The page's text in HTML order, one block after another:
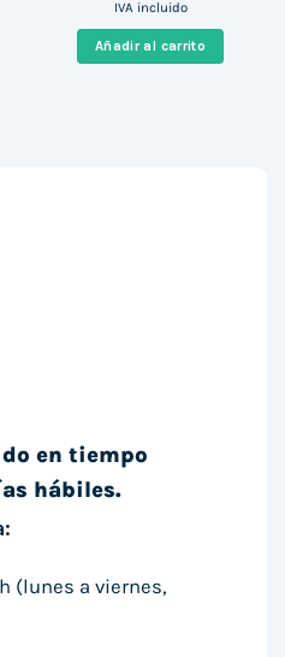
precio
era:
381,35 €.
es:
348,99
IVA incluido
Añadir al carrito
en tiempo
hábiles.
(lunes a viernes,